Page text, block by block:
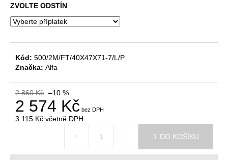
ZVOLTE ODSTÍN
Kód: 500/2M/FT/40X47X71-7/L/P
Značka: Alfa
2 860 Kč –10 %
2 574 Kč
3 115 Kč včetně DPH
DO KOŠÍKU
e
m
e
JEDNACÍ
STŮL
220
X
120
76,2